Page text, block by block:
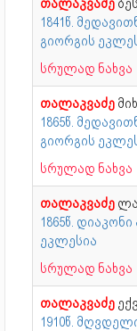
1841წ.
გიორგის
სრულად ნახვა
თალაკვაძე
1865წ.
გიორგის
სრულად ნახვა
თალაკვაძე
1865წ.
ეკლესია
სრულად ნახვა
თალაკვაძე
1910წ.